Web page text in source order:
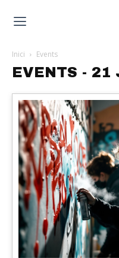
Inici Events
EVENTS - 21